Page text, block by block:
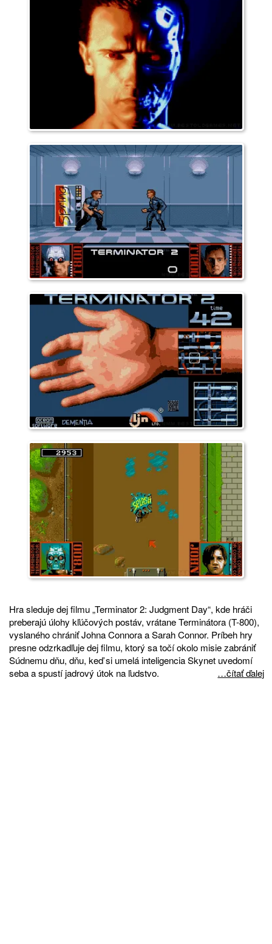
Hra sleduje dej filmu „Terminator 2: Judgment Day“, kde hráči
preberajú úlohy kľúčových postáv, vrátane Terminátora (T-800),
vyslaného chrániť Johna Connora a Sarah Connor. Príbeh hry
presne odzrkadľuje dej filmu, ktorý sa točí okolo misie zabrániť
Súdnemu dňu, dňu, keď si umelá inteligencia Skynet uvedomí
seba a spustí jadrový útok na ľudstvo.
…čítať ďalej